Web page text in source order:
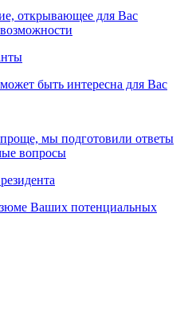
открывающее для Вас
быть интересна для Вас
мы подготовили ответы
вопросы
Ваших потенциальных